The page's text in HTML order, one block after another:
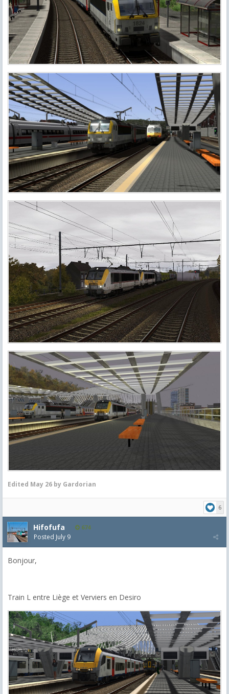
Edited May 26 by Gardorian
6
Hifofufa 674
Posted July 9
Bonjour,
Train L entre Liège et Verviers en Desiro